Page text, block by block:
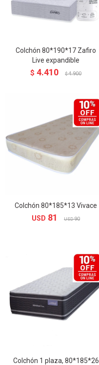
Colchón 80*190*17 Zafiro
Live expandible
$ 4.410 $ 4.900
Colchón 80*185*13 Vivace
USD 81 USD 90
Colchón 1 plaza, 80*185*26